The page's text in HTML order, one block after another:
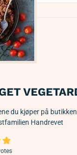
du kjøper på
Handrevet